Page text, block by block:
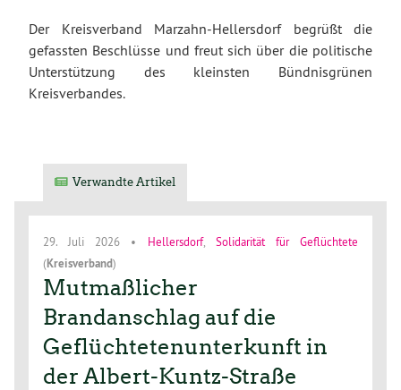
Der Kreisverband Marzahn-Hellersdorf begrüßt die
gefassten Beschlüsse und freut sich über die politische
Unterstützung des kleinsten Bündnisgrünen
Kreisverbandes.
Verwandte Artikel
29. Juli 2026 • Hellersdorf, Solidarität für Geflüchtete
(Kreisverband)
Mutmaßlicher
Brandanschlag auf die
Geflüchtetenunterkunft in
der Albert-Kuntz-Straße